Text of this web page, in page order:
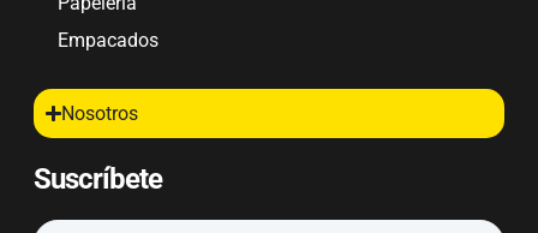
Empacados
Nosotros
Suscríbete